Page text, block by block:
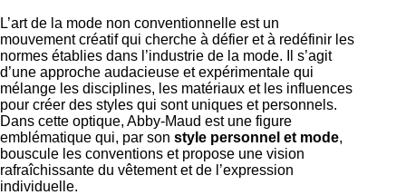
L’art de la mode non conventionnelle est un
mouvement créatif qui cherche à défier et à redéfinir les
normes établies dans l’industrie de la mode. Il s’agit
d’une approche audacieuse et expérimentale qui
mélange les disciplines, les matériaux et les influences
pour créer des styles qui sont uniques et personnels.
Dans cette optique, Abby-Maud est une figure
emblématique qui, par son style personnel et mode,
bouscule les conventions et propose une vision
rafraîchissante du vêtement et de l’expression
individuelle.